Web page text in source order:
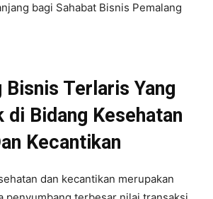
bagi Sahabat Bisnis Pemalang
Bisnis Terlaris Yang
di Bidang Kesehatan
Kecantikan
dan kecantikan merupakan